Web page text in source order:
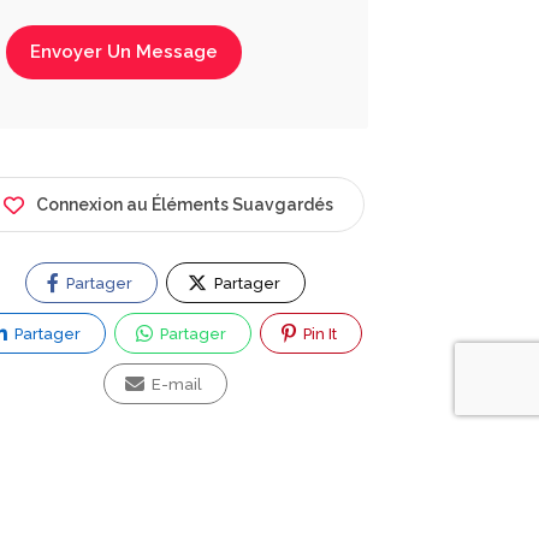
Envoyer Un Message
Connexion au Éléments Suavgardés
Partager Partager
Partager Partager Pin It
E-mail